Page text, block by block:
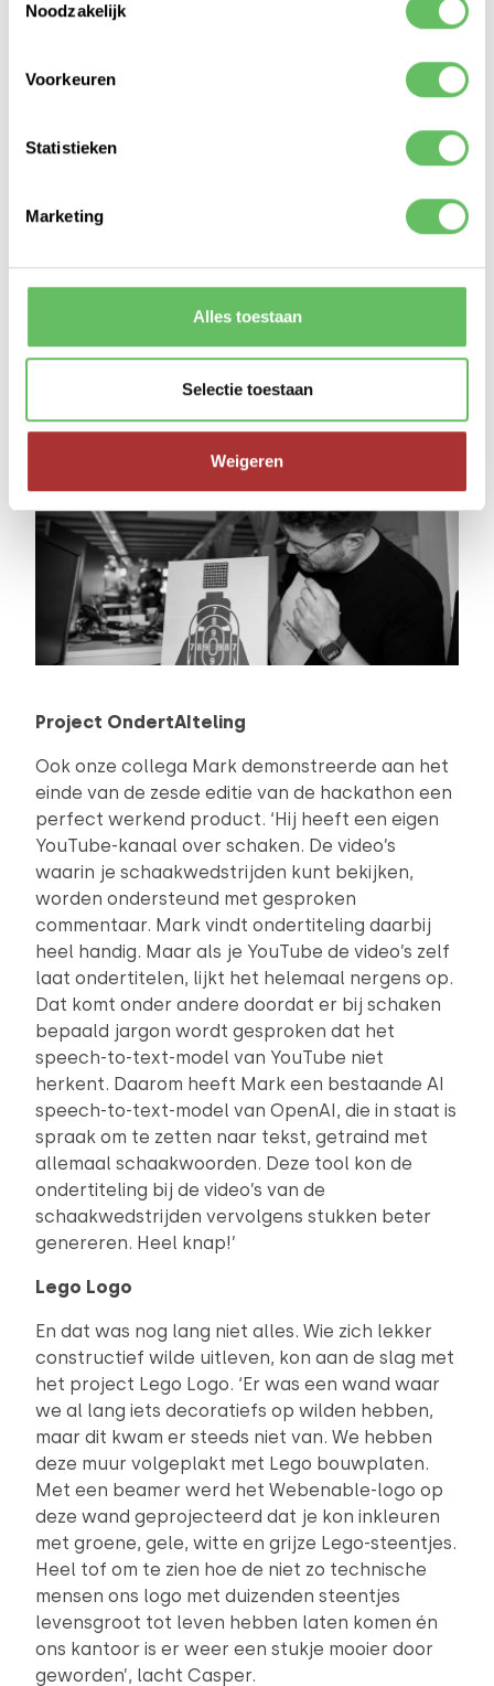
Noodzakelijk
Voorkeuren
Statistieken
Marketing
Alles toestaan
Selectie toestaan
Weigeren
wel. Maar in het echt hobbelt een hert voorbij
bedacht onze collega Thijs een schietschijf met
iemand dit lampje van kleur laten veranderen.
Wordt het lampje groen, dan moet je schieten
voordat het weer rood is. Thijs doet dit voor zijn
hobby. De faciliteiten om het schieten onder
verandering in kunnen komen, want de
werkt. Extra leuk is dat onze buurman Eric Mels
even langskwam om te kijken en een
geheel helemaal afmaakte.’
Project OndertAIteling
Ook onze collega Mark demonstreerde aan het
einde van de zesde editie van de hackathon een
perfect werkend product. ‘Hij heeft een eigen
YouTube-kanaal over schaken. De video’s
waarin je schaakwedstrijden kunt bekijken,
worden ondersteund met gesproken
commentaar. Mark vindt ondertiteling daarbij
heel handig. Maar als je YouTube de video’s zelf
laat ondertitelen, lijkt het helemaal nergens op.
Dat komt onder andere doordat er bij schaken
bepaald jargon wordt gesproken dat het
speech-to-text-model van YouTube niet
herkent. Daarom heeft Mark een bestaande AI
speech-to-text-model van OpenAI, die in staat is
spraak om te zetten naar tekst, getraind met
allemaal schaakwoorden. Deze tool kon de
ondertiteling bij de video’s van de
schaakwedstrijden vervolgens stukken beter
genereren. Heel knap!’
Lego Logo
En dat was nog lang niet alles. Wie zich lekker
constructief wilde uitleven, kon aan de slag met
het project Lego Logo. ‘Er was een wand waar
we al lang iets decoratiefs op wilden hebben,
maar dit kwam er steeds niet van. We hebben
deze muur volgeplakt met Lego bouwplaten.
Met een beamer werd het Webenable-logo op
deze wand geprojecteerd dat je kon inkleuren
met groene, gele, witte en grijze Lego-steentjes.
Heel tof om te zien hoe de niet zo technische
mensen ons logo met duizenden steentjes
levensgroot tot leven hebben laten komen én
ons kantoor is er weer een stukje mooier door
geworden’, lacht Casper.